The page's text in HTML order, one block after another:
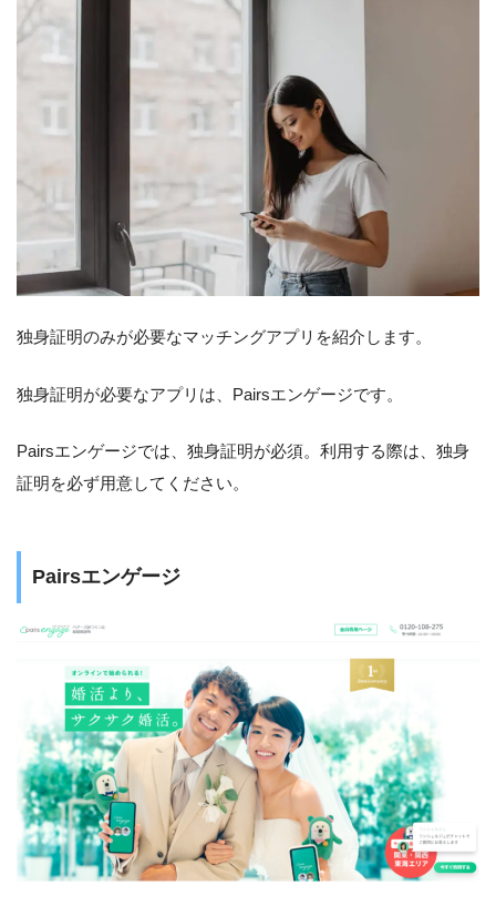
独身証明のみが必要なマッチングアプリを紹介します。
独身証明が必要なアプリは、Pairsエンゲージです。
Pairsエンゲージでは、独身証明が必須。利用する際は、独身
証明を必ず用意してください。
Pairsエンゲージ